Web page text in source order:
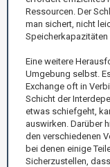
Ressourcen. Der
man sichert, nicht
Speicherkapazitäten
Eine weitere
Umgebung selbst.
Exchange oft in
Schicht der
etwas schiefgeht,
auswirken. Darüber
den verschiedenen
bei denen einige
Sicherzustellen,